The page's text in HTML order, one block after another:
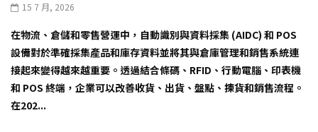
15 7 月, 2026
在物流、倉儲和零售營運中，自動識別與資料採集 (AIDC) 和 POS
設備對於準確採集產品和庫存資料並將其與倉庫管理和銷售系統連
接起來變得越來越重要。透過結合條碼、RFID、行動電腦、印表機
和 POS 終端，企業可以改善收貨、出貨、盤點、揀貨和銷售流程。
在202...